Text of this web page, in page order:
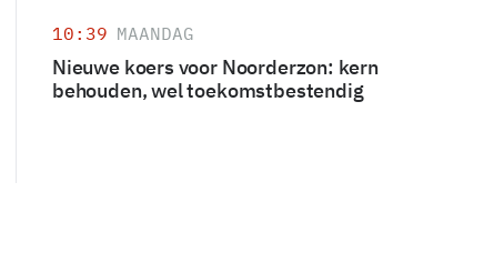
10:39 MAANDAG
Nieuwe koers voor Noorderzon: kern
behouden, wel toekomstbestendig